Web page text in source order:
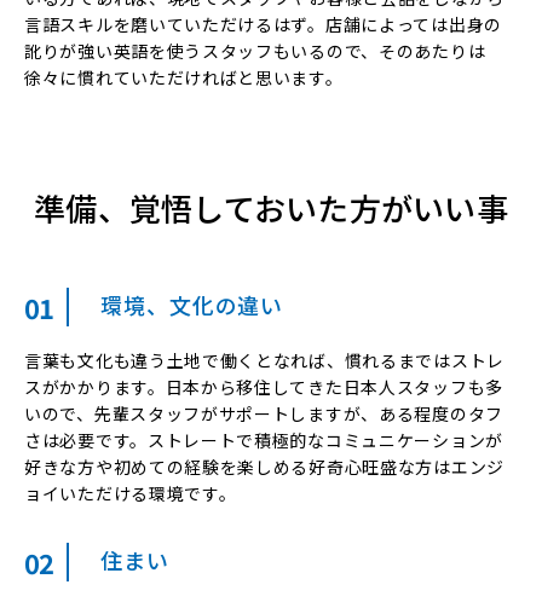
言語スキルを磨いていただけるはず。店舗によっては出身の
訛りが強い英語を使うスタッフもいるので、そのあたりは
徐々に慣れていただければと思います。
準備、覚悟しておいた方がいい事
01 環境、文化の違い
言葉も文化も違う土地で働くとなれば、慣れるまではストレ
スがかかります。日本から移住してきた日本人スタッフも多
いので、先輩スタッフがサポートしますが、ある程度のタフ
さは必要です。ストレートで積極的なコミュニケーションが
好きな方や初めての経験を楽しめる好奇心旺盛な方はエンジ
ョイいただける環境です。
02 住まい